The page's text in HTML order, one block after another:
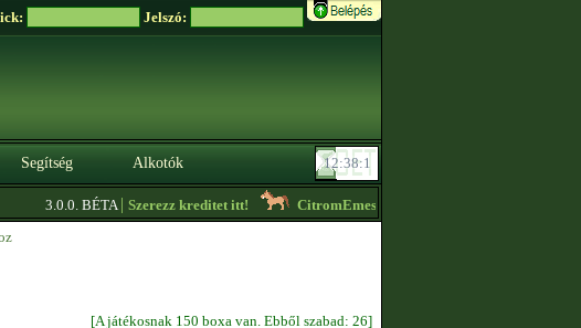
Jelszó:
Segítség Alkotók
3.0.0. BÉTA|Szerezz kreditet itt! CitromEmese- Lóvásár! Ingyenes lovak is
[A játékosnak 150 boxa van. Ebből szabad: 26]